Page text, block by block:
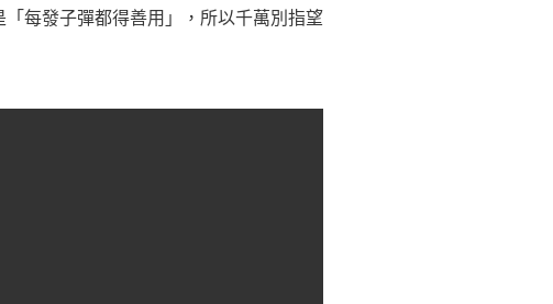
每發子彈都得善用」，所以千萬別指望